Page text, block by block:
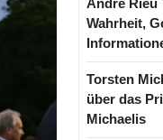
André Rieu
Wahrheit,
Torsten
über das
Michaelis